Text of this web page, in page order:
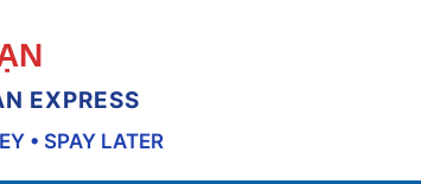
EXPRESS
• SPAY LATER